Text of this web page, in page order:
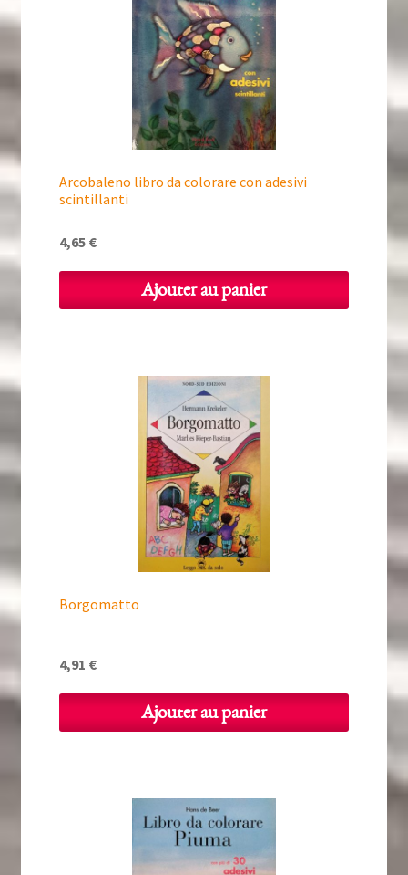
Arcobaleno libro da colorare con adesivi
scintillanti
4,65 €
Ajouter au panier
Borgomatto
4,91 €
Ajouter au panier